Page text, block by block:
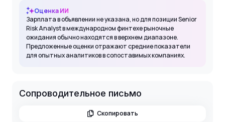
Оценка ИИ
Зарплата в объявлении не указана, но для позиции Senior
Risk Analyst в международном финтехе рыночные
ожидания обычно находятся в верхнем диапазоне.
Предложенные оценки отражают средние показатели
для опытных аналитиков в сопоставимых компаниях.
Сопроводительное письмо
Скопировать